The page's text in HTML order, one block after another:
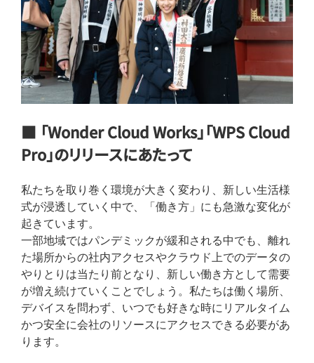
■ 「Wonder Cloud Works」「WPS Cloud
Pro」のリリースにあたって
私たちを取り巻く環境が大きく変わり、新しい生活様
式が浸透していく中で、「働き方」にも急激な変化が
起きています。
一部地域ではパンデミックが緩和される中でも、離れ
た場所からの社内アクセスやクラウド上でのデータの
やりとりは当たり前となり、新しい働き方として需要
が増え続けていくことでしょう。私たちは働く場所、
デバイスを問わず、いつでも好きな時にリアルタイム
かつ安全に会社のリソースにアクセスできる必要があ
ります。